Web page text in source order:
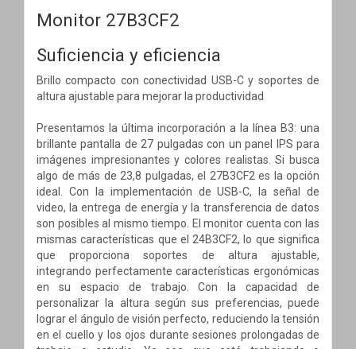
Monitor 27B3CF2
Suficiencia y eficiencia
Brillo compacto con conectividad USB-C y soportes de
altura ajustable para mejorar la productividad
Presentamos la última incorporación a la línea B3: una
brillante pantalla de 27 pulgadas con un panel IPS para
imágenes impresionantes y colores realistas. Si busca
algo de más de 23,8 pulgadas, el 27B3CF2 es la opción
ideal. Con la implementación de USB-C, la señal de
video, la entrega de energía y la transferencia de datos
son posibles al mismo tiempo. El monitor cuenta con las
mismas características que el 24B3CF2, lo que significa
que proporciona soportes de altura ajustable,
integrando perfectamente características ergonómicas
en su espacio de trabajo. Con la capacidad de
personalizar la altura según sus preferencias, puede
lograr el ángulo de visión perfecto, reduciendo la tensión
en el cuello y los ojos durante sesiones prolongadas de